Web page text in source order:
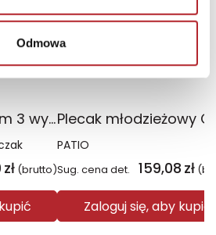
Odmowa
Biel. Kolory zła. Tom 3 wyd. 2025
zł (brutto)
PATIO
Sug. cena det. 159,08 zł
Zaloguj się, aby kupić